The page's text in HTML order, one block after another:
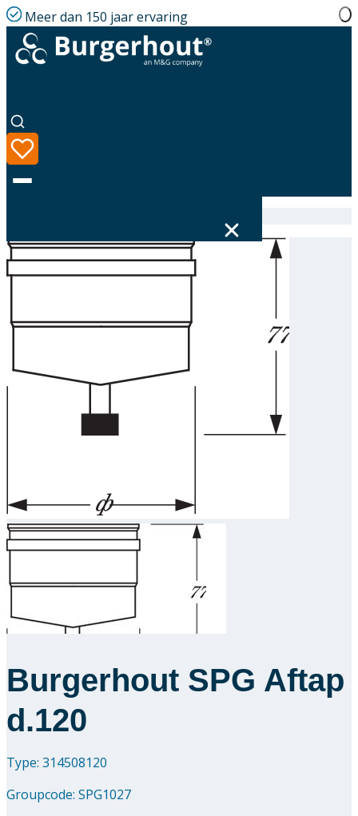
Meer dan 150 jaar ervaring
Taal
Downloads
Contact
Burgerhout SPG Aftap
d.120
Type: 314508120
Groupcode: SPG1027